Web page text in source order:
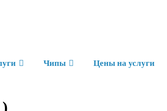
Чипы Цены на услуги